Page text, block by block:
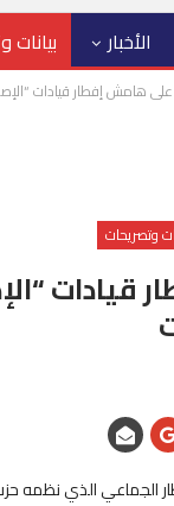
الأخبار
على هامش إفطار قيادات
وتصريحات
الجماعي الذي نظمه